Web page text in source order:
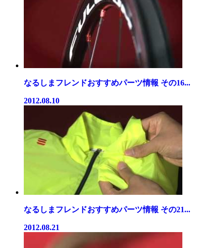
なるしまフレンドおすすめパーツ情報 その16...
2012.08.10
なるしまフレンドおすすめパーツ情報 その21...
2012.08.21